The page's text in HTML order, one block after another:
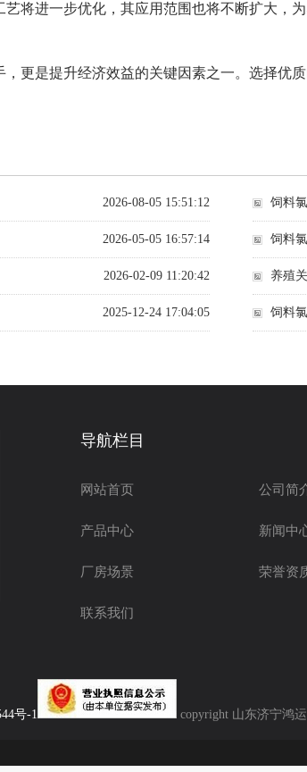
将进一步优化，其应用范围也将不断扩大，为
更是提升经济效益的关键因素之一。选择优
2026-08-05 15:51:12 饲料
2026-05-05 16:57:14 饲料
2026-02-09 11:20:42 养殖
2025-12-24 17:04:05 饲料
导航栏目
网站首页 公司简
产品中心 新闻中
厂房场景 荣誉资
联系我们
号-1 copyright 山东济宁鸿